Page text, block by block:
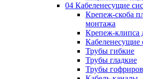
04 Кабеленесущие
Крепеж-скоба
монтажа
Крепеж-клипса
Трубы гибкие
Трубы гладкие
Трубы